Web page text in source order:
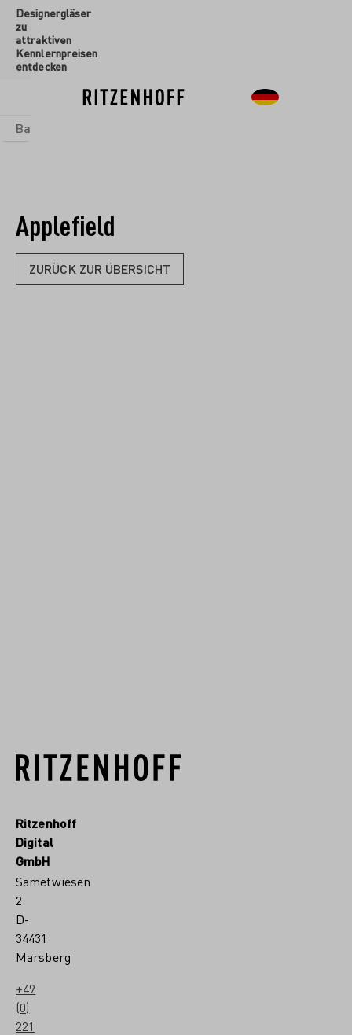
springen
Designergläser
zu
attraktiven
Kennlernpreisen
entdecken
Basics
Applefield
ZURÜCK ZUR ÜBERSICHT
Ritzenhoff
Digital
GmbH
Sametwiesen
2
D-
34431
Marsberg
+49
(0)
221